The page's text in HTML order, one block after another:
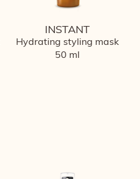
INSTANT
Hydrating styling mask
50 ml